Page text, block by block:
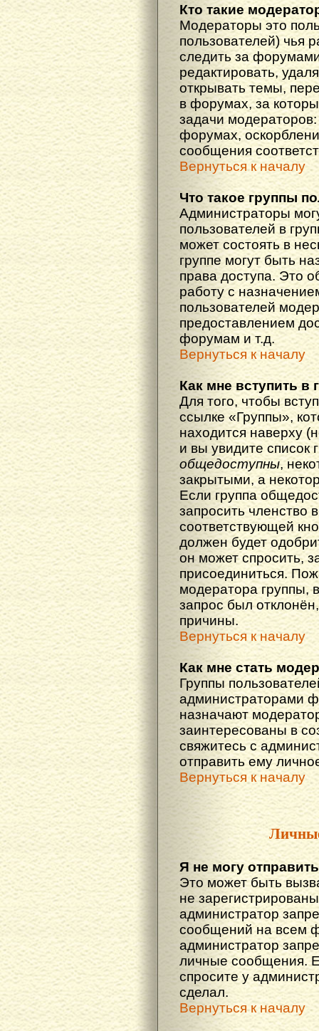
Кто такие
Модераторы это
пользователей) чья
следить за
редактировать,
открывать темы,
в форумах, за
задачи
форумах,
сообщения
Вернуться к началу
Что такое группы
Администраторы
пользователей в
может состоять в
группе могут быть
права доступа. Это
работу с
пользователей
предоставлением
форумам и т.д.
Вернуться к началу
Как мне вступить в
Для того, чтобы
ссылке «Группы»,
находится наверху
и вы увидите список
общедоступны,
закрытыми, а
Если группа
запросить членство
соответствующей
должен будет
он может спросить,
присоединиться.
модератора группы,
запрос был
причины.
Вернуться к началу
Как мне стать
Группы
администраторами
назначают
заинтересованы в
свяжитесь с
отправить ему
Вернуться к началу
Я не могу
Это может быть
не
администратор
сообщений на всем
администратор
личные сообщения.
спросите у
сделал.
Вернуться к началу